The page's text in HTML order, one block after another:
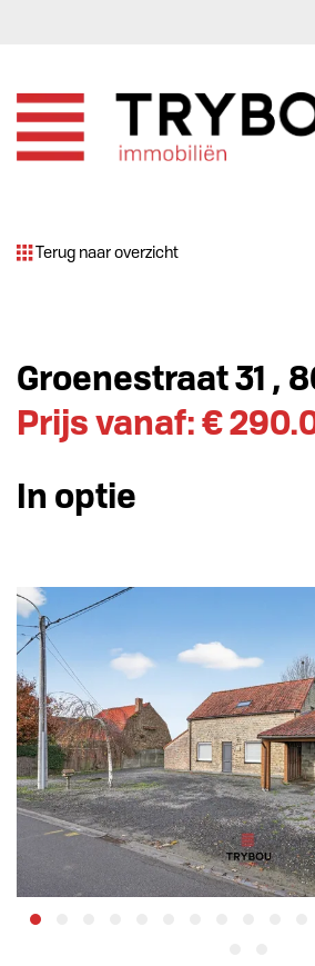
Terug naar overzicht
Groenestraat 31 ,
Prijs vanaf: €
In optie